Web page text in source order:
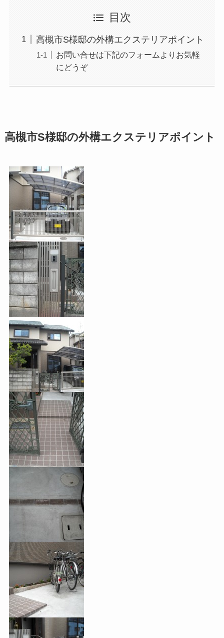
目次
高槻市S様邸の外構エクステリアポイント
お問い合せは下記のフォームよりお気軽
にどうぞ
高槻市S様邸の外構エクステリアポイント